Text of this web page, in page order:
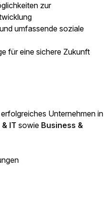
Unternehmen in
IT sowie Business &
zur
umfassende soziale
für eine sichere Zukunft